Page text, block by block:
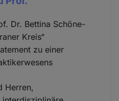
Dr. Bettina Schöne-
Kreis“
zu einer
Herren,